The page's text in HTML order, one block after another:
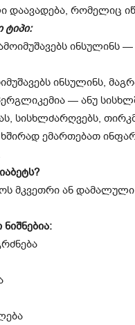
დაავადება, რომელიც
ტიპი:
ინსულინს,
— ანუ
სისხლძარღვებს,
ემართებათ
მკვეთრი ან